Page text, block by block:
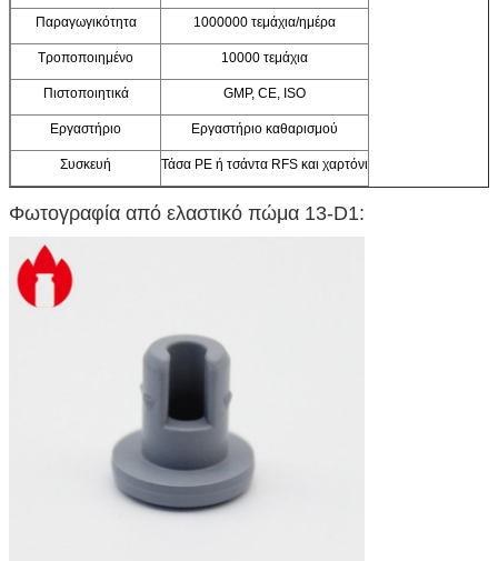
Παραγωγικότητα 1000000 τεμάχια/ημέρα
Τροποποιημένο 10000 τεμάχια
Πιστοποιητικά GMP, CE, ISO
Εργαστήριο Εργαστήριο καθαρισμού
Συσκευή Τάσα PE ή τσάντα RFS και χαρτόνι
Φωτογραφία από ελαστικό πώμα 13-D1: